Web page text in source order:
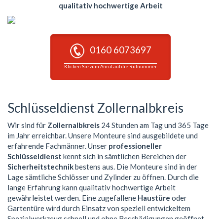
qualitativ hochwertige Arbeit
0160 6073697
Klicken Sie zum Anruf auf die Rufnummer
Schlüsseldienst Zollernalbkreis
Wir sind für Zollernalbkreis 24 Stunden am Tag und 365 Tage
im Jahr erreichbar. Unsere Monteure sind ausgebildete und
erfahrende Fachmänner. Unser professioneller
Schlüsseldienst kennt sich in sämtlichen Bereichen der
Sicherheitstechnikbestens aus. Die Monteure sind in der
Lage sämtliche Schlösser und Zylinder zu öffnen. Durch die
lange Erfahrung kann qualitativ hochwertige Arbeit
gewährleistet werden. Eine zugefallene Haustüre oder
Gartentüre wird durch Einsatz von speziell entwickeltem